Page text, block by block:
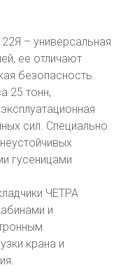
– универсальная
ее отличают
безопасность.
25 тонн,
сил. Специально
гусеницами
ЧЕТРА
и
крана и